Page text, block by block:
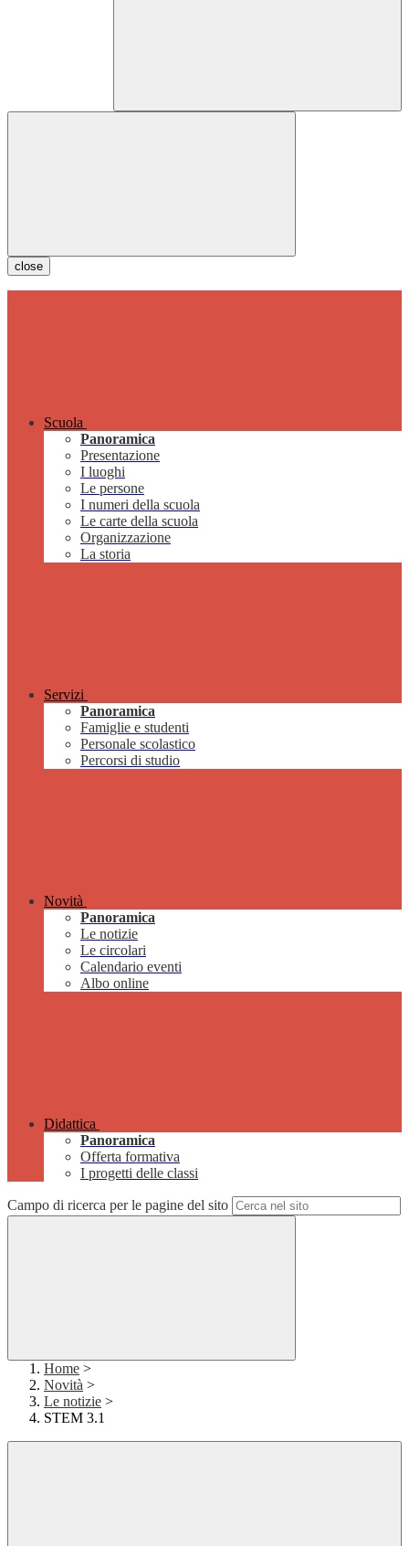
close
Scuola
Panoramica
Presentazione
I luoghi
Le persone
I numeri della scuola
Le carte della scuola
Organizzazione
La storia
Servizi
Panoramica
Famiglie e studenti
Personale scolastico
Percorsi di studio
Novità
Panoramica
Le notizie
Le circolari
Calendario eventi
Albo online
Didattica
Panoramica
Offerta formativa
I progetti delle classi
Campo di ricerca per le pagine del sito
Home >
Novità >
Le notizie >
STEM 3.1